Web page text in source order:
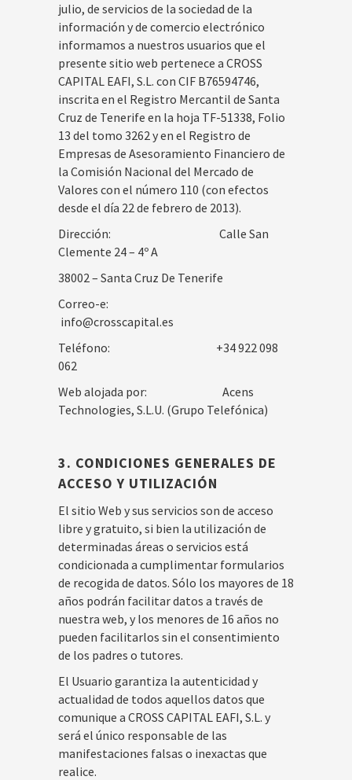
julio, de servicios de la sociedad de la
información y de comercio electrónico
informamos a nuestros usuarios que el
presente sitio web pertenece a CROSS
CAPITAL EAFI, S.L. con CIF B76594746,
inscrita en el Registro Mercantil de Santa
Cruz de Tenerife en la hoja TF-51338, Folio
13 del tomo 3262 y en el Registro de
Empresas de Asesoramiento Financiero de
la Comisión Nacional del Mercado de
Valores con el número 110 (con efectos
desde el día 22 de febrero de 2013).
Dirección: Calle San
Clemente 24 – 4º A
38002 – Santa Cruz De Tenerife
Correo-e:
info@crosscapital.es
Teléfono: +34 922 098
062
Web alojada por: Acens
Technologies, S.L.U. (Grupo Telefónica)
3. CONDICIONES GENERALES DE
ACCESO Y UTILIZACIÓN
El sitio Web y sus servicios son de acceso
libre y gratuito, si bien la utilización de
determinadas áreas o servicios está
condicionada a cumplimentar formularios
de recogida de datos. Sólo los mayores de 18
años podrán facilitar datos a través de
nuestra web, y los menores de 16 años no
pueden facilitarlos sin el consentimiento
de los padres o tutores.
El Usuario garantiza la autenticidad y
actualidad de todos aquellos datos que
comunique a CROSS CAPITAL EAFI, S.L. y
será el único responsable de las
manifestaciones falsas o inexactas que
realice.